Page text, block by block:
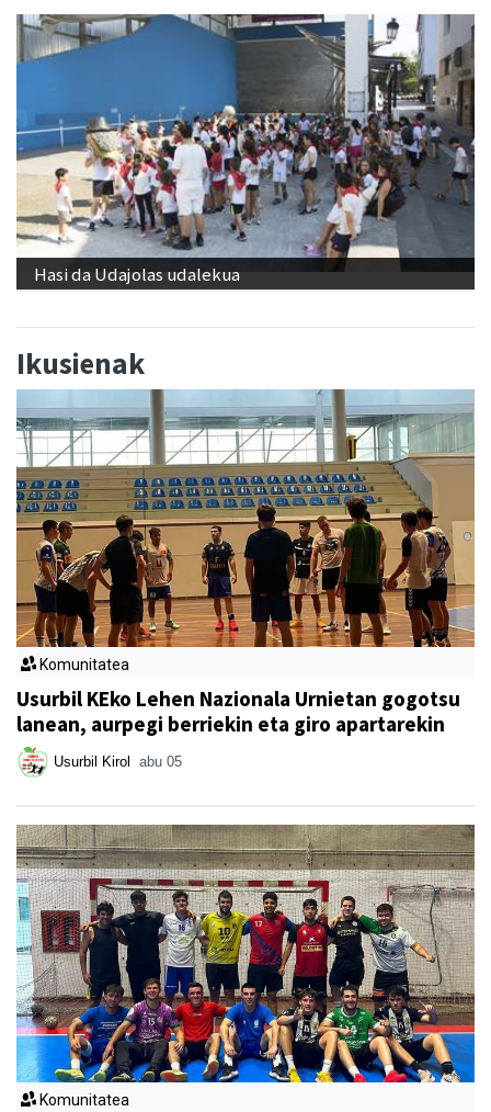
Hasi da Udajolas udalekua
Ikusienak
Komunitatea
Usurbil KEko Lehen Nazionala Urnietan gogotsu
lanean, aurpegi berriekin eta giro apartarekin
Usurbil Kirol abu 05
Komunitatea